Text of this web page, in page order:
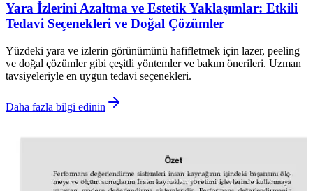
Yara İzlerini Azaltma ve Estetik Yaklaşımlar: Etkili
Tedavi Seçenekleri ve Doğal Çözümler
Yüzdeki yara ve izlerin görünümünü hafifletmek için lazer, peeling
ve doğal çözümler gibi çeşitli yöntemler ve bakım önerileri. Uzman
tavsiyeleriyle en uygun tedavi seçenekleri.
Daha fazla bilgi edinin